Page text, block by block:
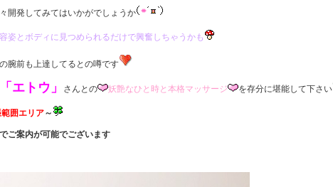
開発してみてはいかがでしょうか
姿とボディに見つめられるだけで興奮しちゃうかも
の腕前も上達してるとの噂です
「エトウ」 さんとの 妖艶なひと時と本格マッサージ を存分に堪能して下さい
囲エリア～
ご案内が可能でございます